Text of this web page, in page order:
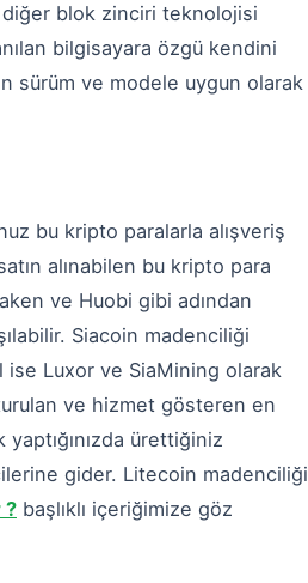
diğer blok zinciri teknolojisi
bilgisayara özgü kendini
sürüm ve modele uygun olarak
bu kripto paralarla alışveriş
alınabilen bu kripto para
ve Huobi gibi adından
Siacoin madenciliği
ise Luxor ve SiaMining olarak
ve hizmet gösteren en
ürettiğiniz
gider. Litecoin madenciliği
? başlıklı içeriğimize göz